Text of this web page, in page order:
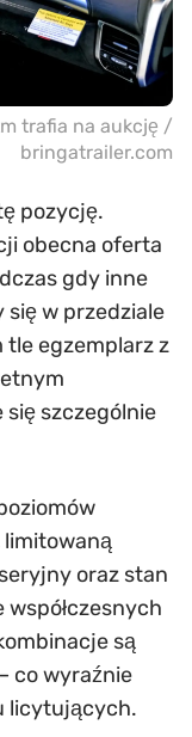
trafia na aukcję /
bringatrailer.com
pozycję.
obecna oferta
gdy inne
się w przedziale
tle egzemplarz z
szczególnie
limitowaną
oraz stan
są
co wyraźnie
licytujących.